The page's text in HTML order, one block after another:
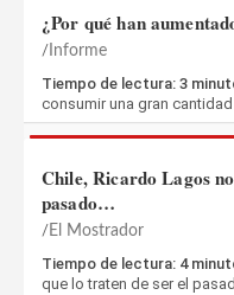
¿Por qué han
Informe
Tiempo de lectura: 3
consumir una gran
Chile, Ricardo Lagos
pasado…
El Mostrador
Tiempo de lectura: 4
que lo traten de ser el